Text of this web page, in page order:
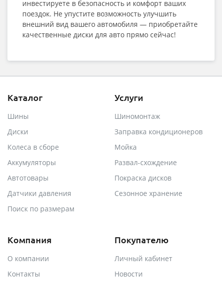
инвестируете в безопасность и комфорт ваших
поездок. Не упустите возможность улучшить
внешний вид вашего автомобиля — приобретайте
качественные диски для авто прямо сейчас!
Каталог
Шины
Диски
Колеса в сборе
Аккумуляторы
Автотовары
Датчики давления
Поиск по размерам
Услуги
Шиномонтаж
Заправка кондиционеров
Мойка
Развал-схождение
Покраска дисков
Сезонное хранение
Компания
О компании
Контакты
Покупателю
Личный кабинет
Новости